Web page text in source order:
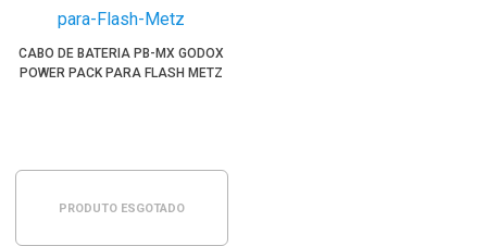
CABO DE BATERIA PB-MX GODOX
POWER PACK PARA FLASH METZ
PRODUTO ESGOTADO